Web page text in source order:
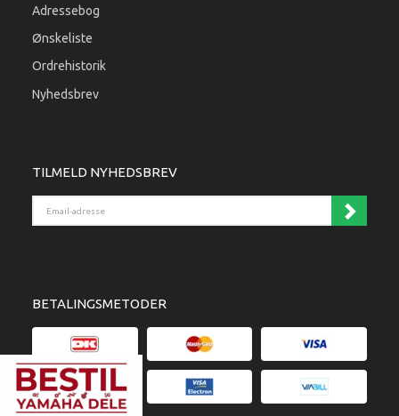
Adressebog
Ønskeliste
Ordrehistorik
Nyhedsbrev
TILMELD NYHEDSBREV
BETALINGSMETODER